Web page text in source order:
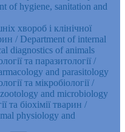
of hygiene, sanitation and
хвороб і клінічної
/ Department of internal
diagnostics of animals
та паразитології /
and parasitology
та мікробіології /
and microbiology
та біохімії тварин /
physiology and